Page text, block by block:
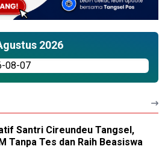
2026
Santri Cireundeu Tangsel,
Tanpa Tes dan Raih Beasiswa